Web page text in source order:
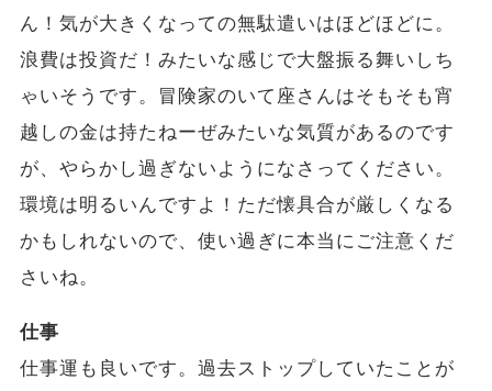
ん！気が大きくなっての無駄遣いはほどほどに。
浪費は投資だ！みたいな感じで大盤振る舞いしち
ゃいそうです。冒険家のいて座さんはそもそも宵
越しの金は持たねーぜみたいな気質があるのです
が、やらかし過ぎないようになさってください。
環境は明るいんですよ！ただ懐具合が厳しくなる
かもしれないので、使い過ぎに本当にご注意くだ
さいね。
仕事
仕事運も良いです。過去ストップしていたことが